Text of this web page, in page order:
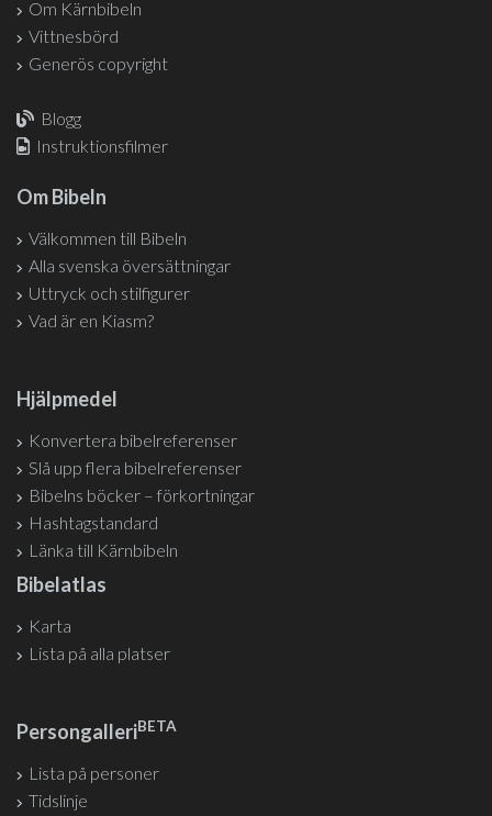
Om Kärnbibeln
Vittnesbörd
Generös copyright
Blogg
Instruktionsfilmer
Om Bibeln
Välkommen till Bibeln
Alla svenska översättningar
Uttryck och stilfigurer
Vad är en Kiasm?
Hjälpmedel
Konvertera bibelreferenser
Slå upp flera bibelreferenser
Bibelns böcker – förkortningar
Hashtagstandard
Länka till Kärnbibeln
Bibelatlas
Karta
Lista på alla platser
PersongalleriBETA
Lista på personer
Tidslinje